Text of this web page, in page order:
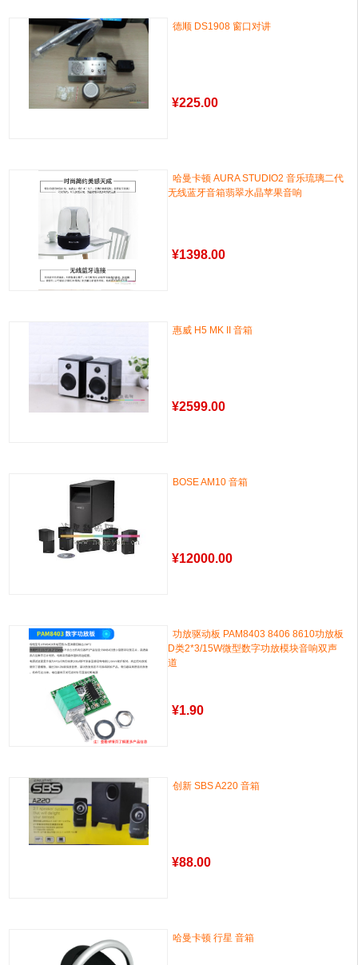
德顺 DS1908 窗口对讲
¥225.00
哈曼卡顿 AURA STUDIO2 音乐琉璃二代
无线蓝牙音箱翡翠水晶苹果音响
¥1398.00
惠威 H5 MK II 音箱
¥2599.00
BOSE AM10 音箱
¥12000.00
功放驱动板 PAM8403 8406 8610功放板
D类2*3/15W微型数字功放模块音响双声
道
¥1.90
创新 SBS A220 音箱
¥88.00
哈曼卡顿 行星 音箱